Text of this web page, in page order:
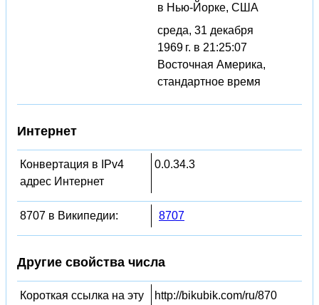
в Нью-Йорке, США
среда, 31 декабря
1969 г. в 21:25:07
Восточная Америка,
стандартное время
Интернет
Конвертация в IPv4
адрес Интернет
0.0.34.3
8707 в Википедии: 8707
Другие свойства числа
Короткая ссылка на эту
http://bikubik.com/ru/870